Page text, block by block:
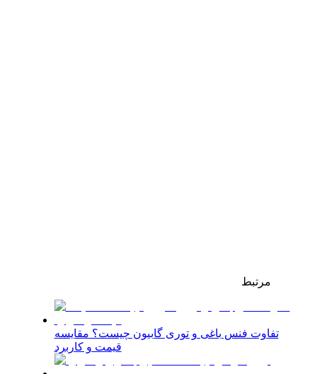
مرتبط
تفاوت فنس باغی و توری گابیون چیست؟ مقایسه
قیمت و کاربرد